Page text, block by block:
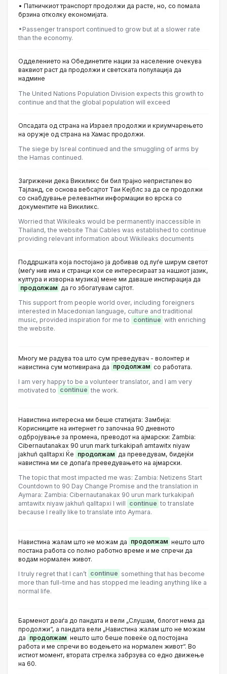
• Патничкиот транспорт продолжи да расте, но, со помала
брзина отколку економијата.
•Passenger transport continued to grow but at a slower rate
than the economy.
Одделението на Обединетите нации за население очекува
ваквиот раст да продолжи и светската популација да
надмине
The United Nations Population Division expects this growth to
continue and that the global population will exceed
Опсадата од страна на Израел продолжи и криумчарењето
на оружје од страна на Хамас продолжи.
The siege by Isreal continued and the smuggling of arms by
the Hamas continued.
Загрижени дека Викиликс би бил трајно непристапен во
Тајланд, се основа вебсајтот Таи Кејблс за да се продолжи
со снабдување релевантни информации во врска со
документите на Викиликс.
Worried that Wikileaks would be permanently inaccessible in
Thailand, the website Thai Cables was established to continue
providing relevant information about Wikileaks documents
Поддршката која постојано ја добивав од луѓе ширум светот
(меѓу нив има и странци кои се интересираат за нашиот јазик,
култура и изворна музика) мене ми даваше инспирација да
продолжам да го збогатувам сајтот.
This support from people world over, including foreigners
interested in Macedonian language, culture and traditional
music, provided inspiration for me to continue with enriching
the website.
Многу ме радува тоа што сум преведувач - волонтер и
навистина сум мотивирана да продолжам со работата.
I am very happy to be a volunteer translator, and I am very
motivated to continue the work.
Навистина интересна ми беше статијата: Замбија:
Корисниците на интернет го започнаа 90 дневното
одбројување за промена, преводот на ајмарски: Zambia:
Cibernautanakax 90 urun mark turkakipañ amtawitx niyaw
jakhuñ qalltapxi Ќе продолжам да преведувам, бидејќи
навистина ми се допаѓа преведувањето на ајмарски.
The topic that most impacted me was: Zambia: Netizens Start
Countdown to 90 Day Change Promise and the translation in
Aymara: Zambia: Cibernautanakax 90 urun mark turkakipañ
amtawitx niyaw jakhuñ qalltapxi I will continue to translate
because I really like to translate into Aymara.
Навистина жалам што не можам да продолжам нешто што
постана работа со полно работно време и ме спречи да
водам нормален живот.
I truly regret that I can’t continue something that has become
more than full-time and has stopped me leading anything like a
normal life.
Барменот доаѓа до пандата и вели „Слушам, блогот нема да
продолжи“, а пандата вели „Навистина жалам што не можам
да продолжам нешто што беше повеќе од постојана
работа и ме спречи во водењето на нормален живот“. Во
истиот момент, втората стрелка забрзува со едно движење
на 60.